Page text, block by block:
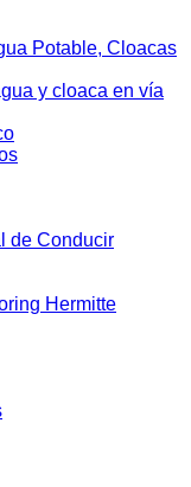
Potable, Cloacas
y cloaca en vía
de Conducir
Hermitte